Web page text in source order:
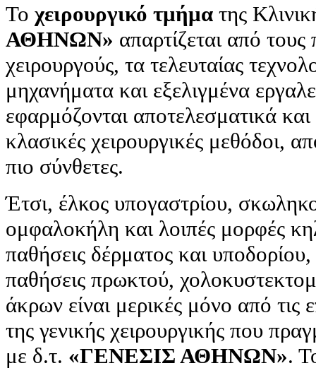
Το χειρουργικό τμήμα της
ΑΘΗΝΩΝ» απαρτίζεται από τους
χειρουργούς, τα τελευταίας
μηχανήματα και εξελιγμένα
εφαρμόζονται αποτελεσματικά
κλασικές χειρουργικές μεθόδοι,
πιο σύνθετες.
Έτσι, έλκος υπογαστρίου,
ομφαλοκήλη και λοιπές μορφές
παθήσεις δέρματος και υποδορίου,
παθήσεις πρωκτού,
άκρων είναι μερικές μόνο από
της γενικής χειρουργικής που
με δ.τ. «ΓΕΝΕΣΙΣ ΑΘΗΝΩΝ».